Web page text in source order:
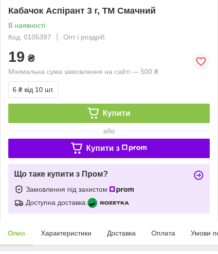
Кабачок Аспірант 3 г, ТМ Смачний
В наявності
Код: 0105397
Опт і роздріб
19 ₴
Мінімальна сума замовлення на сайті — 500 ₴
6 ₴ від 10 шт.
Купити
або
Купити з
Що таке купити з Пром?
Замовлення під захистом
Доступна доставка
Опис Характеристики Доставка Оплата Умови